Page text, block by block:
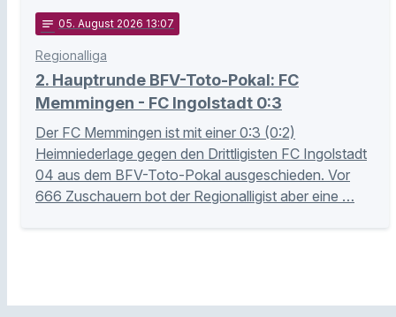
notes 05. August 2026 13:07
Regionalliga
2. Hauptrunde BFV-Toto-Pokal: FC
Memmingen - FC Ingolstadt 0:3
Der FC Memmingen ist mit einer 0:3 (0:2)
Heimniederlage gegen den Drittligisten FC Ingolstadt
04 aus dem BFV-Toto-Pokal ausgeschieden. Vor
666 Zuschauern bot der Regionalligist aber eine …